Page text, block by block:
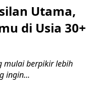
Utama,
di Usia 30+
mulai berpikir lebih
ingin...